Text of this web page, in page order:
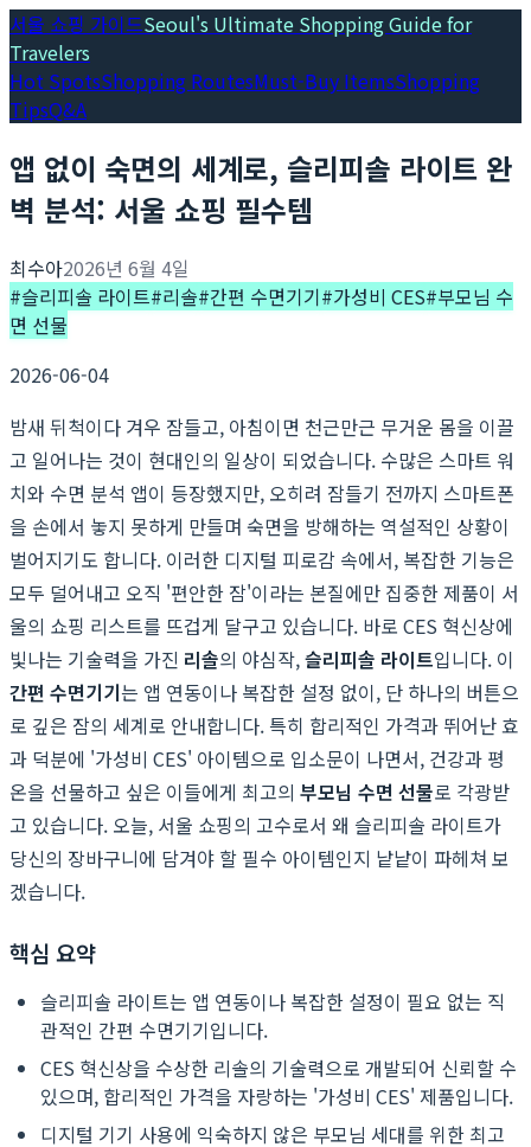
서울 쇼핑 가이드Seoul's Ultimate Shopping Guide for
Travelers
Hot SpotsShopping RoutesMust-Buy ItemsShopping
TipsQ&A
앱 없이 숙면의 세계로, 슬리피솔 라이트 완
벽 분석: 서울 쇼핑 필수템
최수아2026년 6월 4일
#슬리피솔 라이트#리솔#간편 수면기기#가성비 CES#부모님 수
면 선물
2026-06-04
밤새 뒤척이다 겨우 잠들고, 아침이면 천근만근 무거운 몸을 이끌
고 일어나는 것이 현대인의 일상이 되었습니다. 수많은 스마트 워
치와 수면 분석 앱이 등장했지만, 오히려 잠들기 전까지 스마트폰
을 손에서 놓지 못하게 만들며 숙면을 방해하는 역설적인 상황이
벌어지기도 합니다. 이러한 디지털 피로감 속에서, 복잡한 기능은
모두 덜어내고 오직 '편안한 잠'이라는 본질에만 집중한 제품이 서
울의 쇼핑 리스트를 뜨겁게 달구고 있습니다. 바로 CES 혁신상에
빛나는 기술력을 가진 리솔의 야심작,슬리피솔 라이트입니다. 이
간편 수면기기는 앱 연동이나 복잡한 설정 없이, 단 하나의 버튼으
로 깊은 잠의 세계로 안내합니다. 특히 합리적인 가격과 뛰어난 효
과 덕분에 '가성비 CES' 아이템으로 입소문이 나면서, 건강과 평
온을 선물하고 싶은 이들에게 최고의 부모님 수면 선물로 각광받
고 있습니다. 오늘, 서울 쇼핑의 고수로서 왜 슬리피솔 라이트가
당신의 장바구니에 담겨야 할 필수 아이템인지 낱낱이 파헤쳐 보
겠습니다.
핵심 요약
슬리피솔 라이트는 앱 연동이나 복잡한 설정이 필요 없는 직
관적인 간편 수면기기입니다.
CES 혁신상을 수상한 리솔의 기술력으로 개발되어 신뢰할 수
있으며, 합리적인 가격을 자랑하는 '가성비 CES' 제품입니다.
디지털 기기 사용에 익숙하지 않은 부모님 세대를 위한 최고